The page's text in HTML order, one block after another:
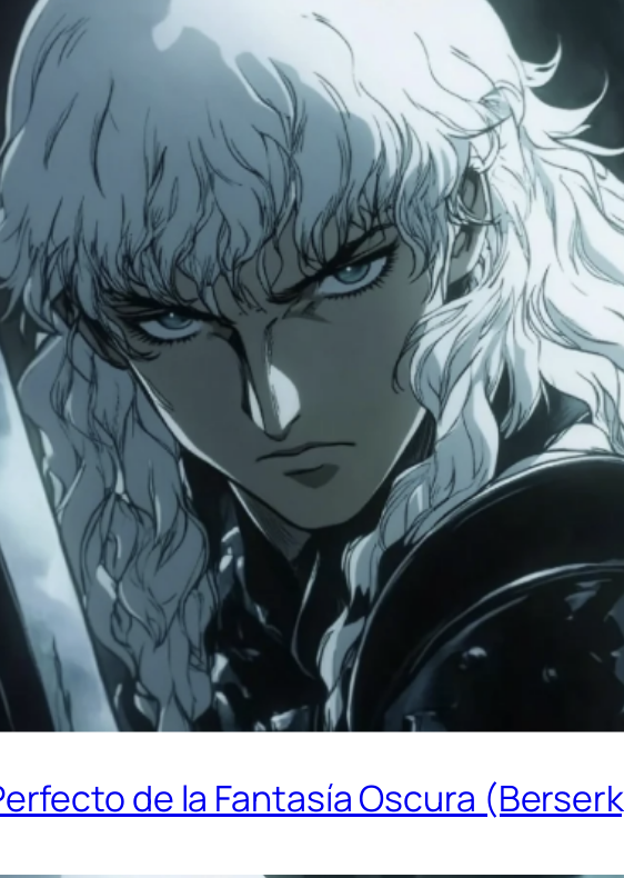
de la Fantasía Oscura